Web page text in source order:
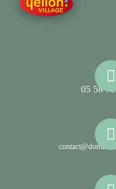
05 58